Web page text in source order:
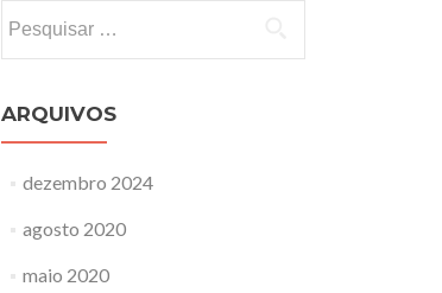
por:
ARQUIVOS
dezembro 2024
agosto 2020
maio 2020